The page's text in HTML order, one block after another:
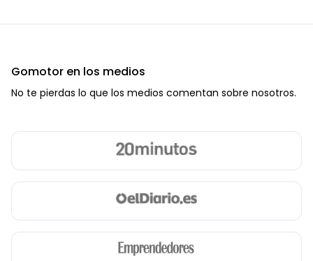
Gomotor en los medios
No te pierdas lo que los medios comentan sobre nosotros.